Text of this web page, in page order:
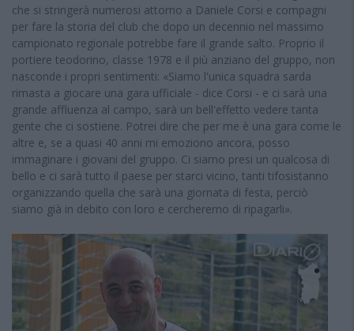
che si stringerà numerosi attorno a Daniele Corsi e compagni
per fare la storia del club che dopo un decennio nel massimo
campionato regionale potrebbe fare il grande salto. Proprio il
portiere teodorino, classe 1978 e il più anziano del gruppo, non
nasconde i propri sentimenti: «Siamo l'unica squadra sarda
rimasta a giocare una gara ufficiale - dice Corsi - e ci sarà una
grande affluenza al campo, sarà un bell'effetto vedere tanta
gente che ci sostiene. Potrei dire che per me è una gara come le
altre e, se a quasi 40 anni mi emoziono ancora, posso
immaginare i giovani del gruppo. Ci siamo presi un qualcosa di
bello e ci sarà tutto il paese per starci vicino, tanti tifosistanno
organizzando quella che sarà una giornata di festa, perciò
siamo già in debito con loro e cercheremo di ripagarli».